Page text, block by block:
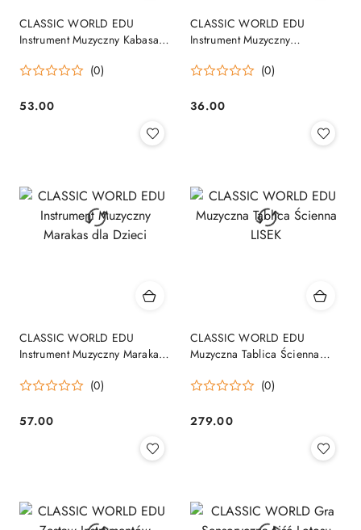
CLASSIC WORLD EDU
Instrument Muzyczny Kabasa z
(0)
Cena:
53.00
CLASSIC WORLD EDU
Instrument Muzyczny
(0)
Cena:
36.00
CLASSIC WORLD EDU
Instrument Muzyczny Marakas
(0)
Cena:
57.00
CLASSIC WORLD EDU
Muzyczna Tablica Ścienna
(0)
Cena:
279.00